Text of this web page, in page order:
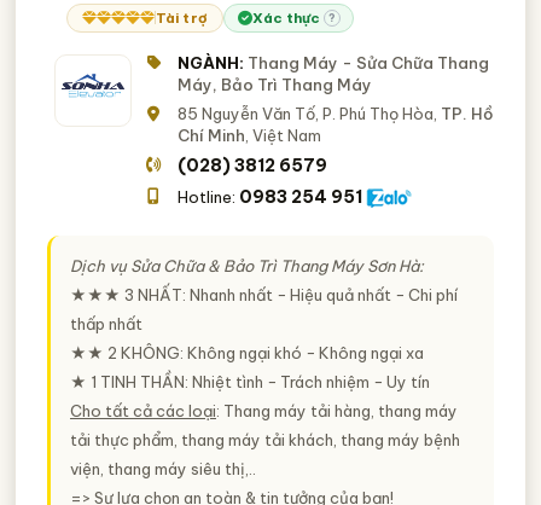
TP. Cần Thơ
Vĩnh Phúc Bắc Giang
Tây Ninh
Tài trợ Xác thực ?
NGÀNH: Thang Máy - Sửa Chữa Thang
Máy, Bảo Trì Thang Máy
85 Nguyễn Văn Tố, P. Phú Thọ Hòa, TP. Hồ
Chí Minh , Việt Nam
(028) 3812 6579
Hotline: 0983 254 951
Dịch vụ Sửa Chữa & Bảo Trì Thang Máy Sơn Hà:
★★★ 3 NHẤT: Nhanh nhất − Hiệu quả nhất − Chi phí
thấp nhất
★★ 2 KHÔNG: Không ngại khó − Không ngại xa
★ 1 TINH THẦN: Nhiệt tình − Trách nhiệm − Uy tín
Cho tất cả các loại: Thang máy tải hàng, thang máy
tải thực phẩm, thang máy tải khách, thang máy bệnh
viện, thang máy siêu thị,..
=> Sự lựa chọn an toàn & tin tưởng của bạn!